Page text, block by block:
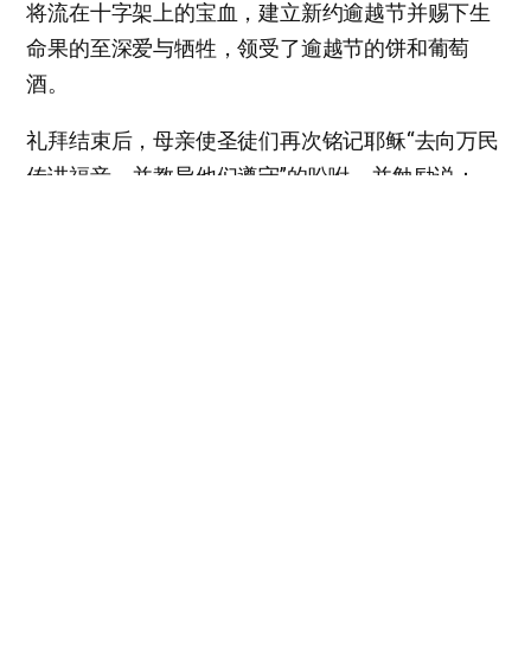
将流在十字架上的宝血，建立新约逾越节并赐下生
命果的至深爱与牺牲，领受了逾越节的饼和葡萄
酒。
礼拜结束后，母亲使圣徒们再次铭记耶稣“去向万民
传讲福音，并教导他们遵守”的吩咐，并勉励说：